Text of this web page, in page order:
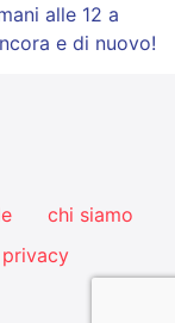
alle 12 a
e di nuovo!
chi siamo
privacy